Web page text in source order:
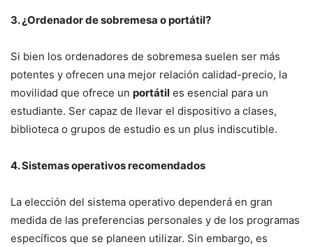
3. ¿Ordenador de sobremesa o portátil?
Si bien los ordenadores de sobremesa suelen ser más
potentes y ofrecen una mejor relación calidad-precio, la
movilidad que ofrece un portátil es esencial para un
estudiante. Ser capaz de llevar el dispositivo a clases,
biblioteca o grupos de estudio es un plus indiscutible.
4. Sistemas operativos recomendados
La elección del sistema operativo dependerá en gran
medida de las preferencias personales y de los programas
específicos que se planeen utilizar. Sin embargo, es